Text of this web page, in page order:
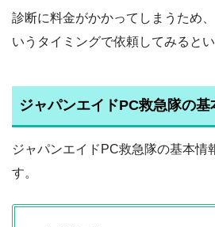
診断に料金がかかってしまうため
いうタイミングで依頼してみると
ジャパンエイドPC救急隊の基
ジャパンエイドPC救急隊の基本情
す。